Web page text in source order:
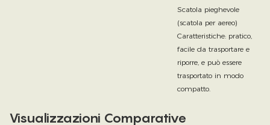
Scatola pieghevole
(scatola per aereo)
Caratteristiche: pratico,
facile da trasportare e
riporre, e può essere
trasportato in modo
compatto.
Visualizzazioni Comparative